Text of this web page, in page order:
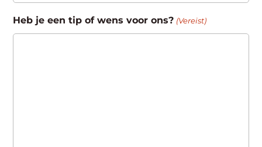
Heb je een tip of wens voor ons? (Vereist)